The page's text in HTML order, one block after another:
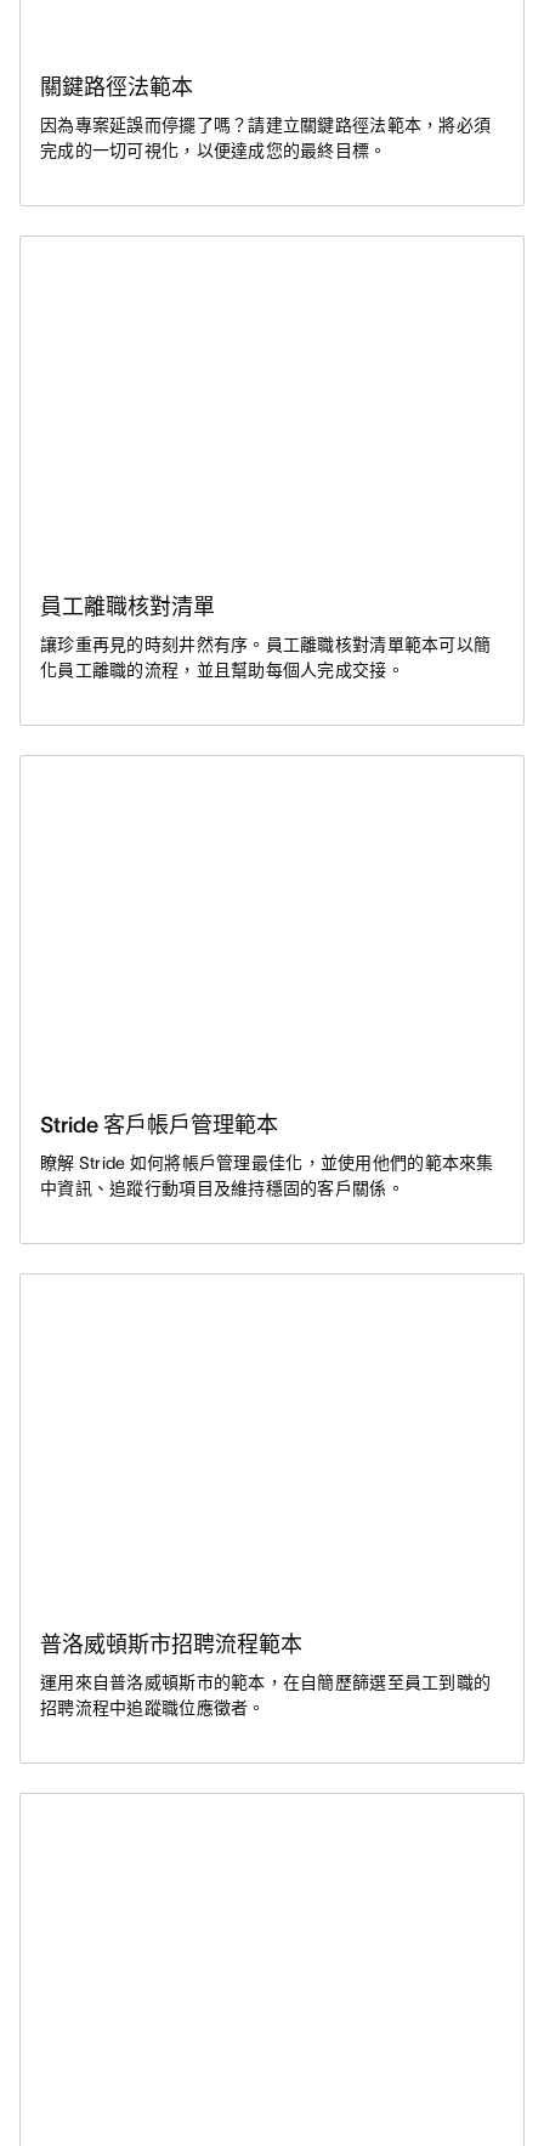
關鍵路徑法範本
因為專案延誤而停擺了嗎？請建立關鍵路徑法範本，將必須
完成的一切可視化，以便達成您的最終目標。
員工離職核對清單
讓珍重再見的時刻井然有序。員工離職核對清單範本可以簡
化員工離職的流程，並且幫助每個人完成交接。
Stride 客戶帳戶管理範本
瞭解 Stride 如何將帳戶管理最佳化，並使用他們的範本來集
中資訊、追蹤行動項目及維持穩固的客戶關係。
普洛威頓斯市招聘流程範本
運用來自普洛威頓斯市的範本，在自簡歷篩選至員工到職的
招聘流程中追蹤職位應徵者。